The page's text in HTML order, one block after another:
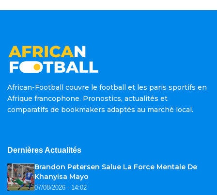
African-Football couvre le football et les paris sportifs en
Afrique francophone. Pronostics, actualités et
comparatifs de bookmakers adaptés au marché local.
Dernières Actualités
Brandon Petersen Salue La Force Mentale De
Khanyisa Mayo
07/08/2026 - 14:02